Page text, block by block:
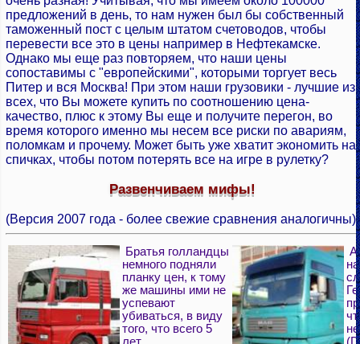
предложений в день, то нам нужен был бы собственный
таможенный пост с целым штатом счетоводов, чтобы
перевести все это в цены например в Нефтекамске.
Однако мы еще раз повторяем, что наши цены
сопоставимы с "европейскими", которыми торгует весь
Питер и вся Москва! При этом наши грузовики - лучшие из
всех, что Вы можете купить по соотношению цена-
качество, плюс к этому Вы еще и получите перегон, во
время которого именно мы несем все риски по авариям,
поломкам и прочему. Может быть уже хватит экономить на
спичках, чтобы потом потерять все на игре в рулетку?
Развенчиваем мифы!
(Версия 2007 года - более свежие сравнения аналогичны)
Братья голландцы
немного подняли
планку цен, к тому
же машины ими не
успевают
убиваться, в виду
того, что всего 5
лет
А